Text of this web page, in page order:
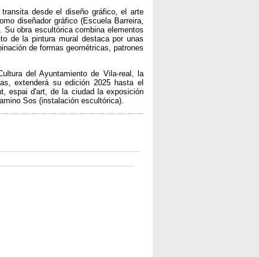
desde el diseño gráfico, el arte
diseñador gráfico (Escuela Barreira,
obra escultórica combina elementos
de la pintura mural destaca por unas
de formas geométricas, patrones
del Ayuntamiento de Vila-real, la
extenderá su edición 2025 hasta el
espai d'art, de la ciudad la exposición
Sos (instalación escultórica).